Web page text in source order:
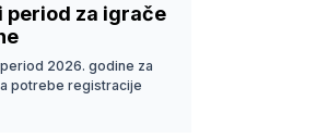
za igrače
2026. godine za
potrebe registracije